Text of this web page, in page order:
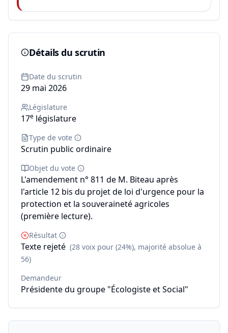
Détails du scrutin
Date du scrutin
29 mai 2026
Législature
17e législature
Type de vote
Scrutin public ordinaire
Objet du vote
L'amendement n° 811 de M. Biteau après
l'article 12 bis du projet de loi d'urgence pour la
protection et la souveraineté agricoles
(première lecture).
Résultat
Texte rejeté (28 voix pour (24%), majorité absolue à
56)
Demandeur
Présidente du groupe "Écologiste et Social"